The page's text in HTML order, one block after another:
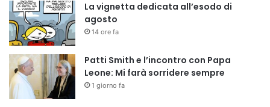
La vignetta dedicata all’esodo di
agosto
14 ore fa
Patti Smith e l’incontro con Papa
Leone: Mi farà sorridere sempre
1 giorno fa